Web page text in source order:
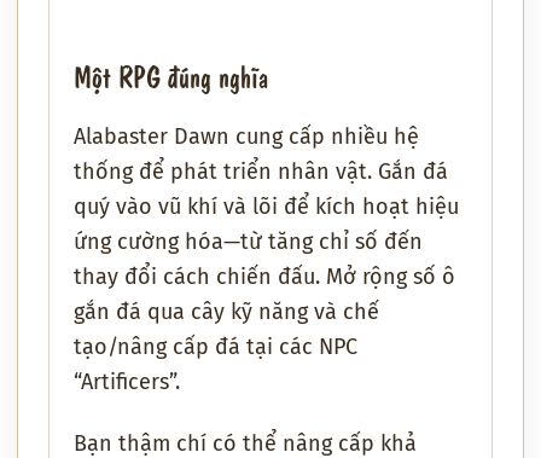
Một RPG đúng nghĩa
Alabaster Dawn cung cấp nhiều hệ
thống để phát triển nhân vật. Gắn đá
quý vào vũ khí và lõi để kích hoạt hiệu
ứng cường hóa—từ tăng chỉ số đến
thay đổi cách chiến đấu. Mở rộng số ô
gắn đá qua cây kỹ năng và chế
tạo/nâng cấp đá tại các NPC
“Artificers”.
Bạn thậm chí có thể nâng cấp khả